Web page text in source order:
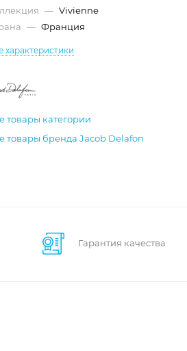
— Vivienne
— Франция
характеристики
товары категории
товары бренда Jacob Delafon
Гарантия качества